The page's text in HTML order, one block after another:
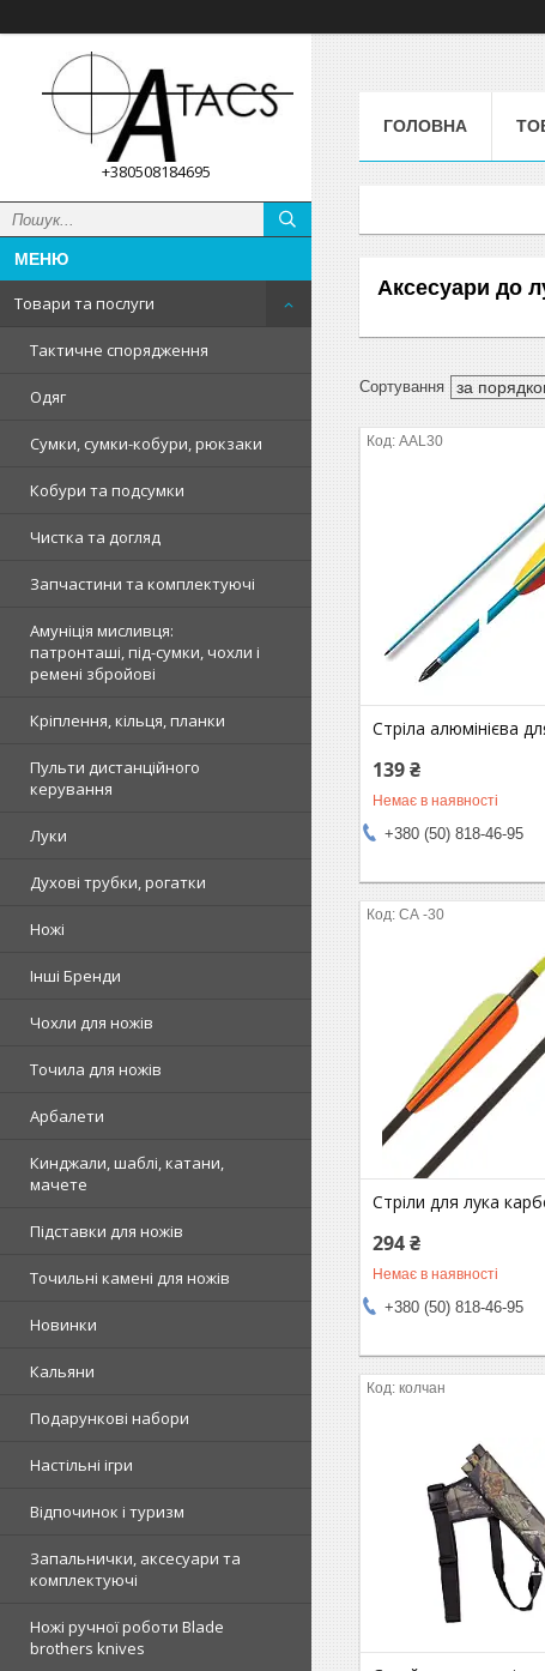
+380508184695
Товари та послуги
Тактичне спорядження
Одяг
Сумки, сумки-кобури, рюкзаки
Кобури та подсумки
Чистка та догляд
Запчастини та комплектуючі
Амуніція мисливця:
патронташі, під-сумки, чохли і
ремені збройові
Кріплення, кільця, планки
Пульти дистанційного
керування
Луки
Духові трубки, рогатки
Ножі
Інші Бренди
Чохли для ножів
Точила для ножів
Арбалети
Кинджали, шаблі, катани,
мачете
Підставки для ножів
Точильні камені для ножів
Новинки
Кальяни
Подарункові набори
Настільні ігри
Відпочинок і туризм
Запальнички, аксесуари та
комплектуючі
Ножі ручної роботи Blade
brothers knives
ГОЛОВНА
Аксесуари до
ААL30
Стріла алюмінієва
139 ₴
Немає в наявності
+380 (50) 818-46-95
СА -30
Стріли для лука
294 ₴
Немає в наявності
+380 (50) 818-46-95
колчан